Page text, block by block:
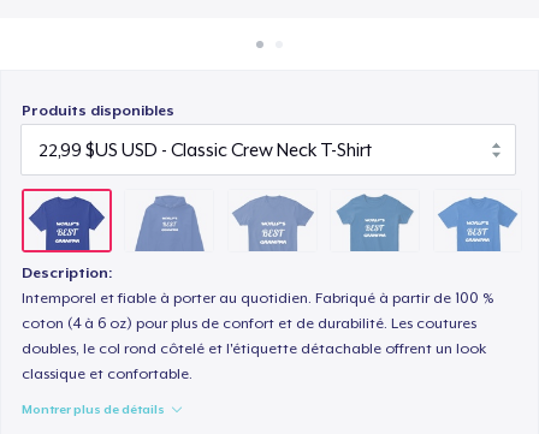
Produits disponibles
Description:
Intemporel et fiable à porter au quotidien. Fabriqué à partir de 100 %
coton (4 à 6 oz) pour plus de confort et de durabilité. Les coutures
doubles, le col rond côtelé et l'étiquette détachable offrent un look
classique et confortable.
Montrer plus de détails